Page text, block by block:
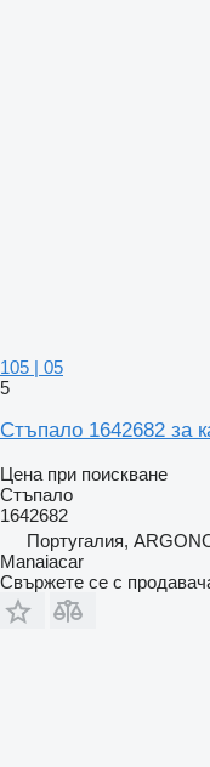
105 | 05
5
Стъпало 1642682 за
Цена при поискване
Стъпало
1642682
Португалия,
Manaiacar
Свържете се с